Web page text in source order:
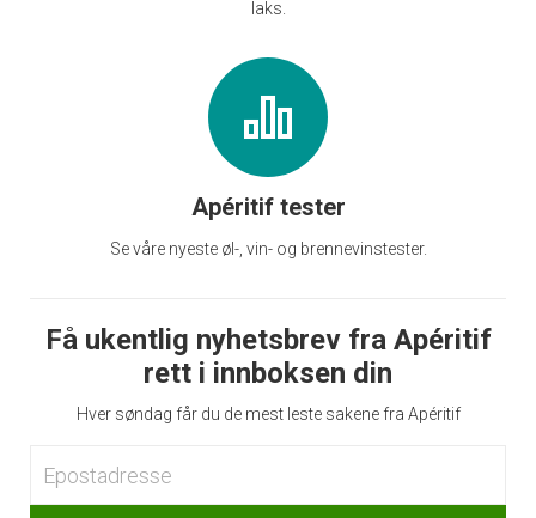
laks.
Apéritif tester
Se våre nyeste øl-, vin- og brennevinstester.
Få ukentlig nyhetsbrev fra Apéritif
rett i innboksen din
Hver søndag får du de mest leste sakene fra Apéritif